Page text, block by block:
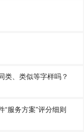
类、类似等字样吗？
服务方案”评分细则